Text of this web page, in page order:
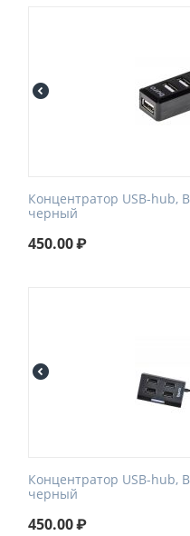
Концентратор USB-hub,
черный
450.00₽
Концентратор USB-hub,
черный
450.00₽